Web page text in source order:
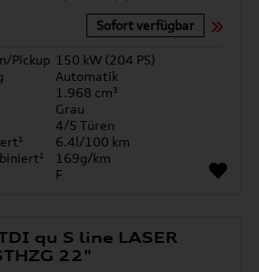
Sofort verfügbar
Pickup 150 kW (204 PS)
Automatik
1.968 cm³
Grau
4/5 Türen
6.4l/100 km
169g/km
F
qu S line LASER
22"